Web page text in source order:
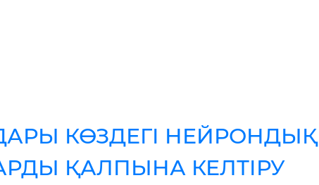
КӨЗДЕГІ НЕЙРОНДЫҚ
ҚАЛПЫНА КЕЛТІРУ